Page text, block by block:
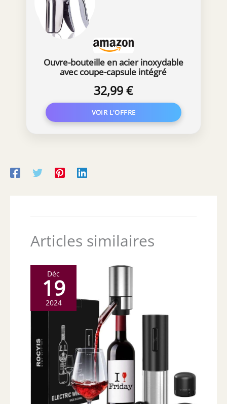
Ouvre-bouteille en acier inoxydable
avec coupe-capsule intégré
32,99 €
Articles similaires
Déc
19
2024